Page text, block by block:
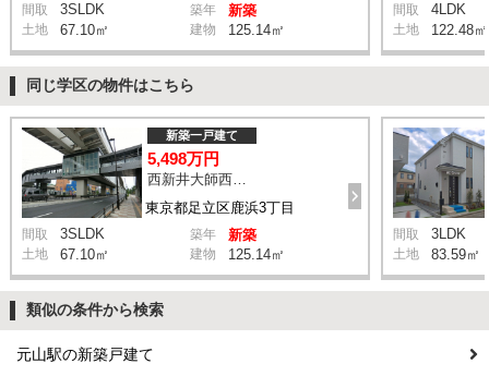
間取 3SLDK 築年 新築
土地 67.10㎡ 建物 125.14㎡
間取 4LDK
土地 122.48㎡
同じ学区の物件はこちら
東京都足立区鹿浜3丁目
新築一戸建て
5,498万円
西新井大師西駅 鹿浜三丁目交差点 バス14分 停歩4分
間取 3SLDK 築年 新築
土地 67.10㎡ 建物 125.14㎡
間取 3LDK
土地 83.59㎡
類似の条件から検索
元山駅の新築戸建て